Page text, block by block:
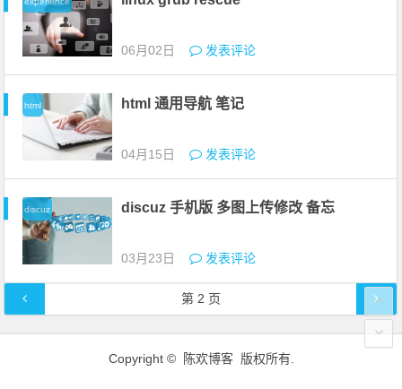
06月02日 发表评论
html html 通用导航 笔记
04月15日 发表评论
discuz discuz 手机版 多图上传修改 备忘
03月23日 发表评论
文章导航 第 2 页
Copyright © 陈欢博客 版权所有.